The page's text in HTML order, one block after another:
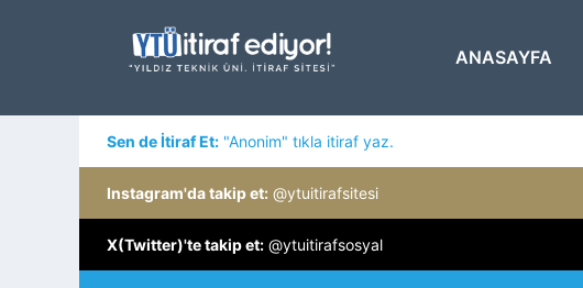
ANASAYFA
Sen de İtiraf Et: "Anonim" tıkla itiraf yaz.
Instagram'da takip et: @ytuitirafsitesi
X(Twitter)'te takip et: @ytuitirafsosyal